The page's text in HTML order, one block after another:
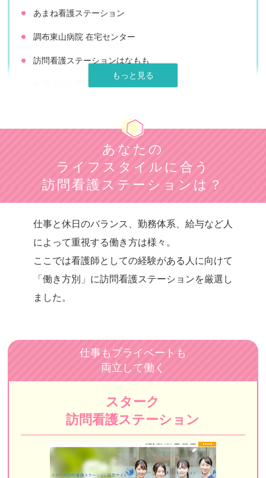
あまね看護ステーション
調布東山病院 在宅センター
訪問看護ステーションはなもも
ケアメイト品川訪問看護ステーション
訪問看護リハビリステーションSORA
あいらく訪問看護ステーション飯田橋
さくら訪問看護リハビリステーション
ケアプロ
在宅看護センター本郷
SOMPOケア
訪問看護ステーションはなえみ
訪問看護ステーションあずき
ふぅ訪問看護ステーション（閉業※）
アットイーズ訪問看護リハビリステーション
きらめき訪問看護ステーション
あなたの
ライフスタイルに合う
訪問看護ステーションは？
仕事と休日のバランス、勤務体系、給与など人
によって重視する働き方は様々。
ここでは看護師としての経験がある人に向けて
「働き方別」に訪問看護ステーションを厳選 し
ました。
仕事もプライベートも
両立して働く
スターク
訪問看護ステーション